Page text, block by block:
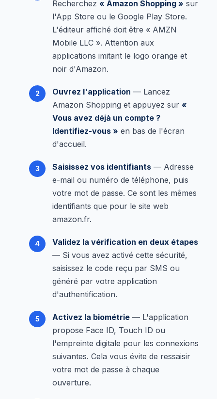
Recherchez « Amazon Shopping » sur
l'App Store ou le Google Play Store.
L'éditeur affiché doit être « AMZN
Mobile LLC ». Attention aux
applications imitant le logo orange et
noir d'Amazon.
Ouvrez l'application — Lancez
Amazon Shopping et appuyez sur «
Vous avez déjà un compte ?
Identifiez-vous » en bas de l'écran
d'accueil.
Saisissez vos identifiants — Adresse
e-mail ou numéro de téléphone, puis
votre mot de passe. Ce sont les mêmes
identifiants que pour le site web
amazon.fr.
Validez la vérification en deux étapes
— Si vous avez activé cette sécurité,
saisissez le code reçu par SMS ou
généré par votre application
d'authentification.
Activez la biométrie — L'application
propose Face ID, Touch ID ou
l'empreinte digitale pour les connexions
suivantes. Cela vous évite de ressaisir
votre mot de passe à chaque
ouverture.